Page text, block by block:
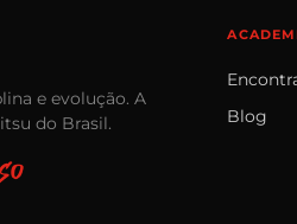
e evolução. A
do Brasil.
Blog